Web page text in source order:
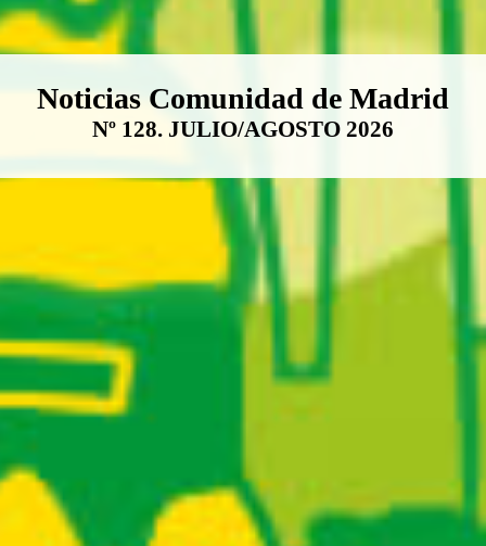
Boletín Noticias Comunidad de
Noticias Comunidad de Madrid
Nº 128. JULIO/AGOSTO 2026